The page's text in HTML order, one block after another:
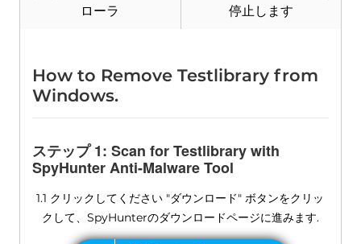
ローラ
停止します
How to Remove Testlibrary from
Windows.
ステップ 1: Scan for Testlibrary with
SpyHunter Anti-Malware Tool
1.1 クリックしてください "ダウンロード" ボタンをクリッ
クして、SpyHunterのダウンロードページに進みます.